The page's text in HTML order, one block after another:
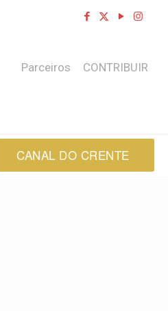
Parceiros CONTRIBUIR
CANAL DO CRENTE